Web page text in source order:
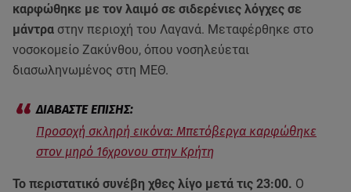
καρφώθηκε με τον λαιμό σε σιδερένιες λόγχες σε
μάντρα στην περιοχή του Λαγανά. Μεταφέρθηκε στο
νοσοκομείο Ζακύνθου, όπου νοσηλεύεται
διασωληνωμένος στη ΜΕΘ.
Προσοχή σκληρή εικόνα: Μπετόβεργα καρφώθηκε
στον μηρό 16χρονου στην Κρήτη
Το περιστατικό συνέβη χθες λίγο μετά τις 23:00. Ο